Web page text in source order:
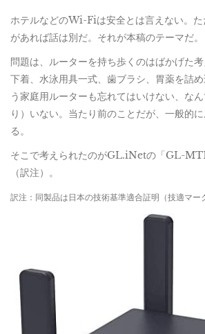
ホテルなどのWi-Fiは安全とは言えない。
があれば話は別だ。それが本稿のテーマだ。
問題は、ルーターを持ち歩くのはばかげた考
下着、水泳用具一式、歯ブラシ、胃薬を詰
う家庭用ルーターも忘れてはいけない、な
り）いない。当たり前のことだが、一般的
る。
そこで考えられたのがGL.iNetの「GL-
（訳注）。
訳注：同製品は日本の技術基準適合証明（技適マー